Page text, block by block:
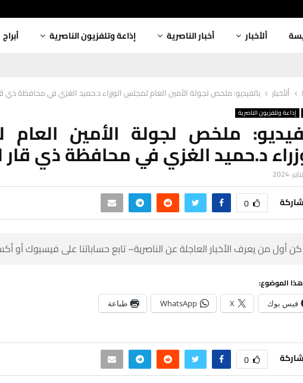
ألأخبار أخبار الناصرية إذاعة وتلفزيون الناصرية أبراج
ألأخبار بالفيديو: ملخص لجولة الأمين العام لمجلس الوزراء د.حميد الغزي في محافظة ذي
إذاعة وتلفزيون الناصرية
ملخص لجولة الأمين
د.حميد الغزي في محافظة ذي
0
أول من يعرف الأخبار العاجلة عن الناصرية– تابع حساباتنا على فيسبوك أو
الموضوع:
فيس بوك X
WhatsApp طباعة
0